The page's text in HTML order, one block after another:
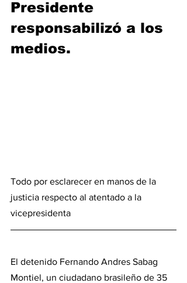
Presidente
responsabilizó a los
medios.
Todo por esclarecer en manos de la
justicia respecto al atentado a la
vicepresidenta
El detenido Fernando Andres Sabag
Montiel, un ciudadano brasileño de 35